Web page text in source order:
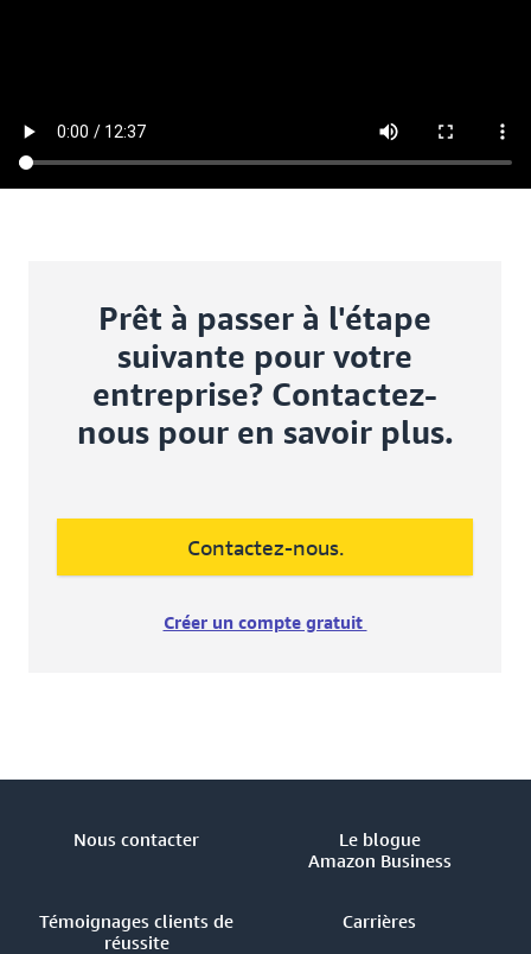
Prêt à passer à l'étape
suivante pour votre
entreprise? Contactez-
nous pour en savoir plus.
Contactez-nous.
Créer un compte gratuit
Nous contacter
Le blogue
Amazon Business
Témoignages clients de
réussite
Carrières